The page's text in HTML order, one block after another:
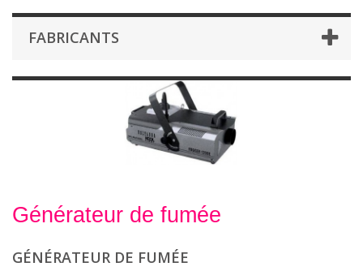
FABRICANTS
Générateur de fumée
GÉNÉRATEUR DE FUMÉE